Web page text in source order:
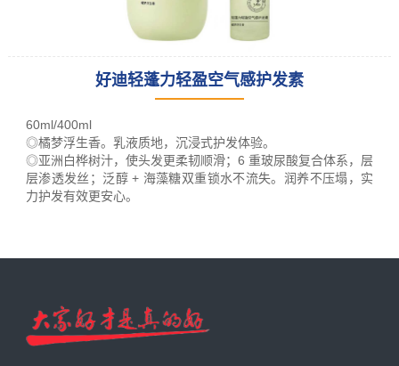
好迪轻蓬力轻盈空气感护发素
and provider
60ml/400ml
◎橘梦浮生香。乳液质地，沉浸式护发体验。
◎亚洲白桦树汁，使头发更柔韧顺滑；6 重玻尿酸复合体系，层
层渗透发丝；泛醇 + 海藻糖双重锁水不流失。润养不压塌，实
力护发有效更安心。